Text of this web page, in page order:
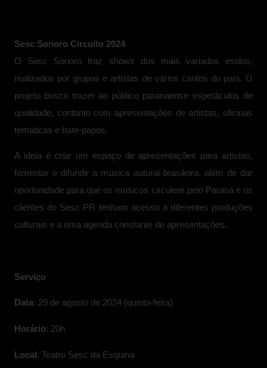
Sesc Sonoro Circuito 2024
O Sesc Sonoro traz shows dos mais variados estilos,
realizados por grupos e artistas de vários cantos do país. O
projeto busca trazer ao público paranaense espetáculos de
qualidade, contanto com apresentações de artistas, oficinas
temáticas e bate-papos.
A ideia é criar um espaço de apresentações para artistas,
fomentar e difundir a música autoral brasileira, além de dar
oportunidade para que os músicos circulem pelo Paraná e os
clientes do Sesc PR tenham acesso a diferentes produções
culturais e a uma agenda constante de apresentações.
Serviço
Data: 29 de agosto de 2024 (quinta-feira)
Horário: 20h
Local: Teatro Sesc da Esquina